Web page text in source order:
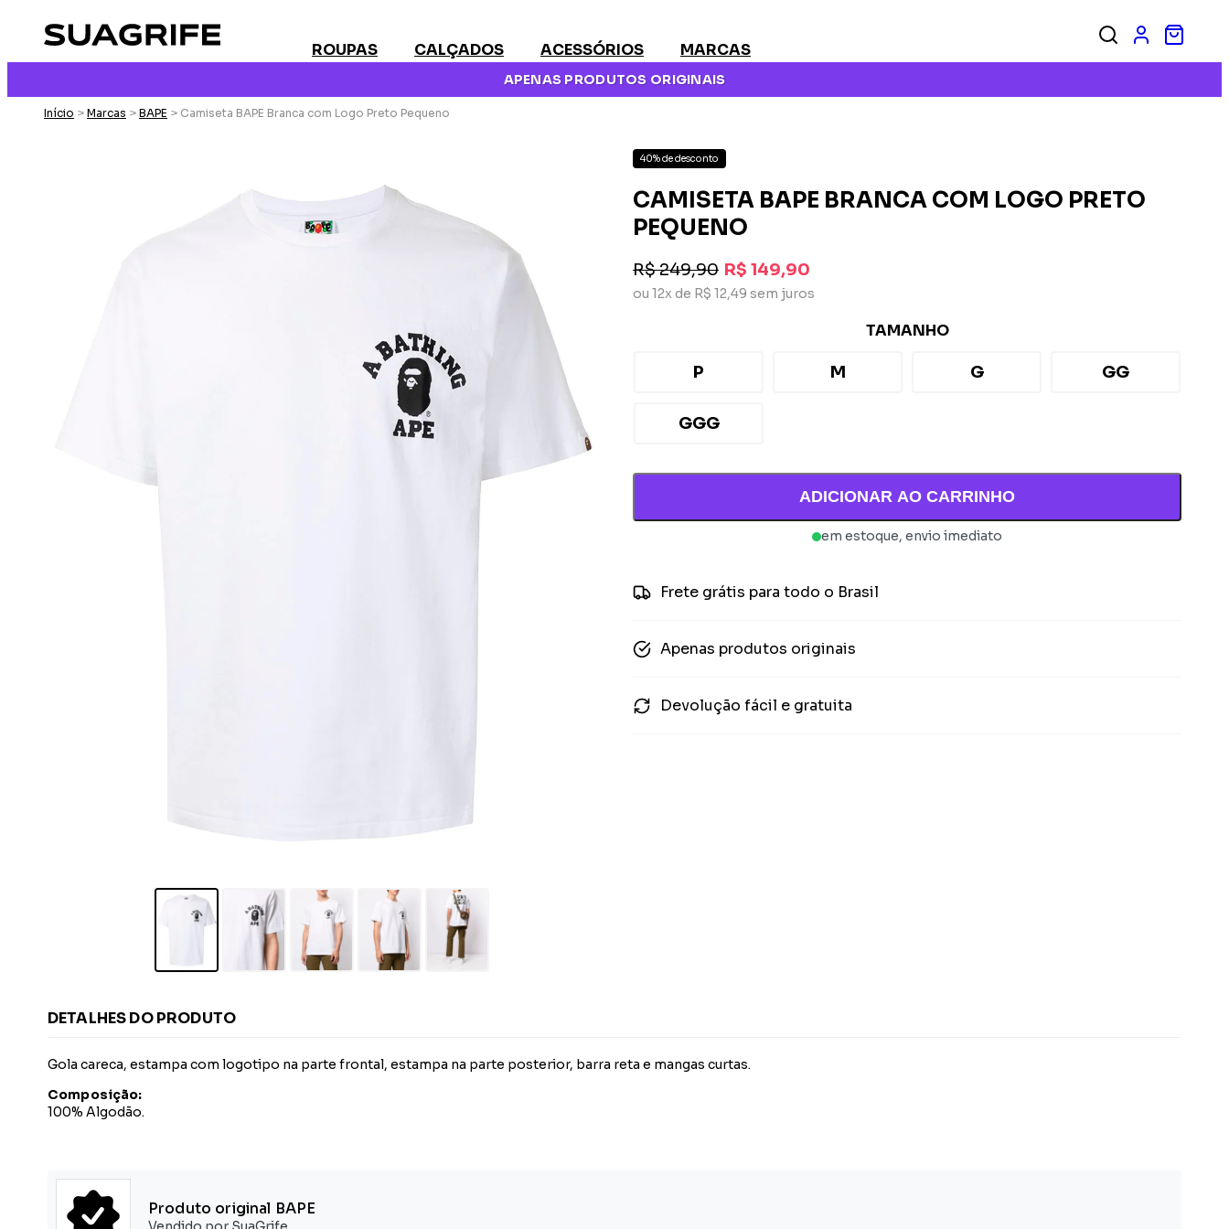
ROUPAS CALÇADOS ACESSÓRIOS MARCAS
APENAS PRODUTOS ORIGINAIS
Início > Marcas > BAPE > Camiseta BAPE Branca com Logo Preto Pequeno
40% de desconto
CAMISETA BAPE BRANCA COM LOGO PRETO
PEQUENO
R$ 249,90 R$ 149,90
ou 12x de R$ 12,49 sem juros
TAMANHO
P M G GG
GGG
ADICIONAR AO CARRINHO
em estoque, envio imediato
Frete grátis para todo o Brasil
Apenas produtos originais
Devolução fácil e gratuita
DETALHES DO PRODUTO
Gola careca, estampa com logotipo na parte frontal, estampa na parte posterior, barra reta e mangas curtas.
Composição:
100% Algodão.
Produto original BAPE